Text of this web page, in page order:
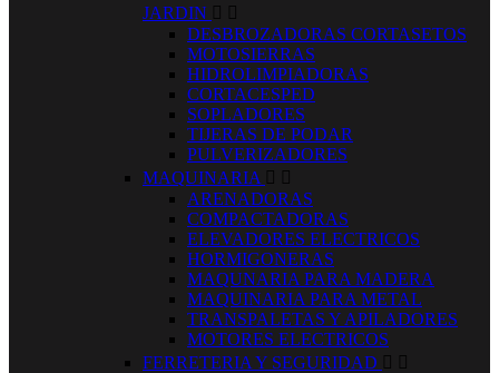
JARDIN  
DESBROZADORAS CORTASETOS
MOTOSIERRAS
HIDROLIMPIADORAS
CORTACESPED
SOPLADORES
TIJERAS DE PODAR
PULVERIZADORES
MAQUINARIA  
ARENADORAS
COMPACTADORAS
ELEVADORES ELECTRICOS
HORMIGONERAS
MAQUNARIA PARA MADERA
MAQUINARIA PARA METAL
TRANSPALETAS Y APILADORES
MOTORES ELECTRICOS
FERRETERIA Y SEGURIDAD  